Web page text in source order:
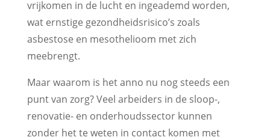
vrijkomen in de lucht en ingeademd worden,
wat ernstige gezondheidsrisico’s zoals
asbestose en mesothelioom met zich
meebrengt.
Maar waarom is het anno nu nog steeds een
punt van zorg? Veel arbeiders in de sloop-,
renovatie- en onderhoudssector kunnen
zonder het te weten in contact komen met